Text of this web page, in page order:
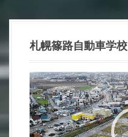
札幌篠路自動車学
動
画
プ
レ